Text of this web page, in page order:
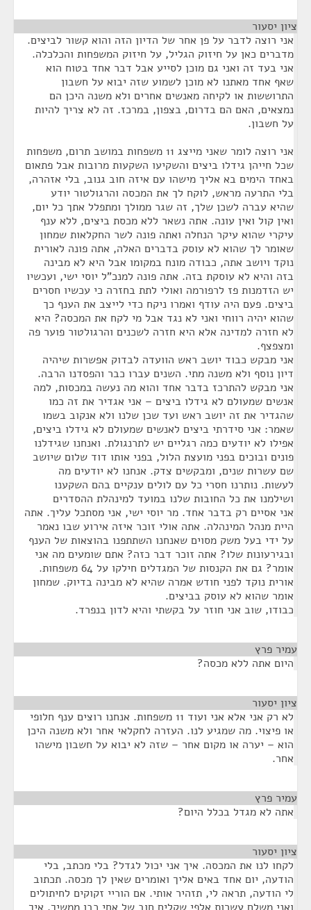
ציון יסעור
אני רוצה לדבר על פן אחר של הדיון הזה והוא קשור לביצים.
מדברים כאן על חיזוק הגליל, על חיזוק המשפחות והכלכלה.
אני בעד זה ואני גם מוכן לסייע אבל דבר אחד בטוח הוא
שאף אחד מאתנו לא מוכן לשמוע שזה יבוא על חשבון
התרוששות או לקיחה מאנשים אחרים ולא משנה היכן הם
נמצאים, האם הם בדרום, בצפון, במרכז. זה לא צריך להיות
על חשבון.
אני רוצה לומר שאני מייצג 11 משפחות במושב תרום, משפחות
שכל חייהן גידלו ביצים והשקיעו השקעות מרובות אבל פתאום
באחד הימים בא אליך מישהו עם איזה חוב גנוב, בלי אזהרה,
בלי התרעה מראש, לוקח לך את המכסה והרגולטור יודע
שהיא עברה לשכן שלך, זה שגר ממולך ומתפלל אתך כל יום,
ואין קול ואין עונה. אתה נשאר ללא מכסת ביצים, ללא ענף
עיקרי שהוא עיקר הנחלה ואתה פונה לשר החקלאות שמחון
שאומר לך שהוא לא עוסק בדברים האלה, אתה פונה לאורית
נוקד ויושב אתה, כבודה מונח במקומו אבל היא לא מבינה
בזה והיא לא עוסקת בזה. אתה פונה למנכ"ל יוסי ישי, ועכשיו
יש הזדמנות פז לרפורמה ואולי לתת בחזרה כי עכשיו חסרים
ביצים. פעם היה עודף ואמרו ניקח כדי לייצב את הענף כך
שהוא יהיה רווחי ואני לא נגד אבל מי לקח את המכסה? היא
לא חזרה למדינה אלא היא חזרה לשכנים והרגולטור פוער פה
ומצפצף.
אני מבקש כבוד יושב ראש הוועדה לבדוק אפשרות שיהיה
דיון נוסף ולא משנה מתי. השנים עברו כבר והפסדנו הרבה.
אני מבקש להתרכז בדבר אחד והוא מה נעשה במכסות, למה
אנשים שמעולם לא גידלו ביצים – אני אגדיר את זה כמו
שהגדיר את זה יושב ראש ועד שכן שלנו ולא אנקוב בשמו
שאמר: אני סידרתי ביצים לאנשים שמעולם לא גידלו ביצים,
אפילו לא יודעים כמה רגליים יש לתרנגולת. ואנחנו שגידלנו
פונים ובוכים בפני מועצת הלול, בפני אותו דוד שלום שיושב
שם עשרות שנים, ומבקשים צדק. אנחנו לא יודעים מה
לעשות. נותרנו חסרי כל עם לולים ענקיים בהם השקענו
ושילמנו את כל החובות שלנו במועד למינהלת ההסדרים
אני אסיים רק בדבר אחד. מר יוסי ישי, אני מסתכל עליך. אתה
היית מנהל המינהלה. אתה אולי זוכר איזה אירוע שבו נאמר
על ידי בעל משק מסוים שאנחנו השתתפנו בהוצאות של הענף
ובגירעונות שלו? אתה זוכר דבר כזה? אתם שומעים מה אני
אומר? גם את הקנסות של המגדלים חילקו על 64 משפחות.
אורית נוקד לפני חודש אמרה שהיא לא מבינה בדיוק. שמחון
אומר שהוא לא עוסק בביצים.
כבודו, שוב אני חוזר על בקשתי והיא לדון בנפרד.
עמיר פרץ
היום אתה ללא מכסה?
ציון יסעור
לא רק אני אלא אני ועוד 11 משפחות. אנחנו רוצים ענף חלופי
או פיצוי. מה שמגיע לנו. העזרה לחקלאי אחר ולא משנה היכן
הוא – יערה או מקום אחר – שזה לא יבוא על חשבון מישהו
אחר.
עמיר פרץ
אתה לא מגדל בכלל היום?
ציון יסעור
לקחו לנו את המכסה. איך אני יכול לגדל? בלי מכתב, בלי
הודעה, יום אחד באים אליך ואומרים שאין לך מכסה. תכתוב
לי הודעה, תראה לי, תזהיר אותי. אם הוריי זקוקים לחיתולים